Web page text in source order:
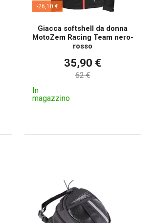
-26,10 €
Giacca softshell da donna
MotoZem Racing Team nero-
rosso
35,90 €
62 €
In
magazzino